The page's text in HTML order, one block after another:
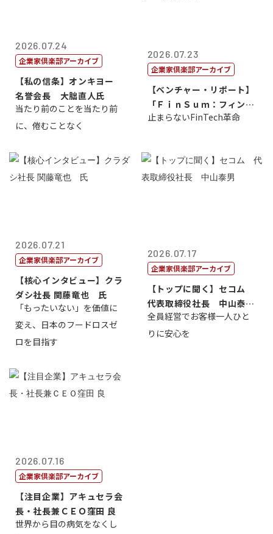
2026.07.24
企業家倶楽部アーカイブ
【私の信条】オンキヨー
名誉会長 大朏直人氏
当たり前のことを当たり前
に、倦むことなく
2026.07.23
企業家倶楽部アーカイブ
【ベンチャー・リポート】
「ＦｉｎＳｕｍ：フィンテ
ック・サミッ...
止まらないFinTech革命
2026.07.21
企業家倶楽部アーカイブ
【核心インタビュー】クラ
ダシ社長 関藤竜也 氏
「もったいない」を価値に
変え、日本のフードロスゼ
ロを目指す
2026.07.17
企業家倶楽部アーカイブ
【トップに聞く】セコム
代表取締役社長 中山泰
男
全員経営でお客様一人ひと
りに安心を
2026.07.16
企業家倶楽部アーカイブ
【注目企業】アキュセラ会
長・社長兼ＣＥＯ窪田 良
世界から目の病気をなくし